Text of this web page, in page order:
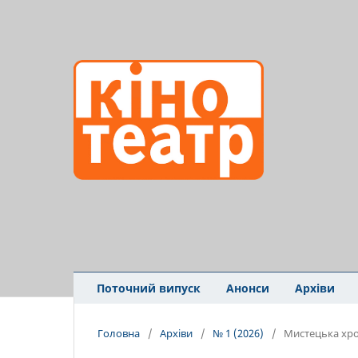
Поточний випуск Анонси Архіви
Головна / Архіви / № 1 (2026) / Мистецька